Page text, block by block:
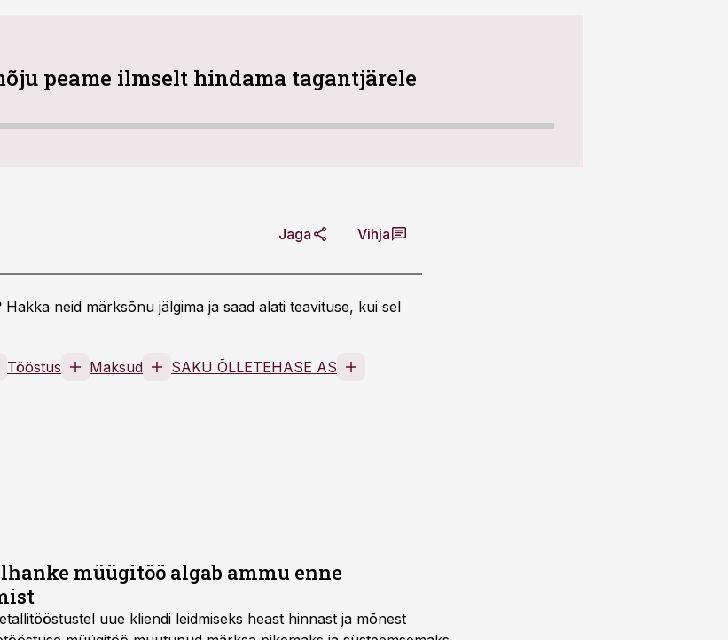
peame ilmselt hindama tagantjärele
Jaga Vihja
Hakka neid märksõnu jälgima ja saad alati teavituse, kui sel
Tööstus Maksud SAKU ÕLLETEHASE AS
müügitöö algab ammu enne
uue kliendi leidmiseks heast hinnast ja mõnest